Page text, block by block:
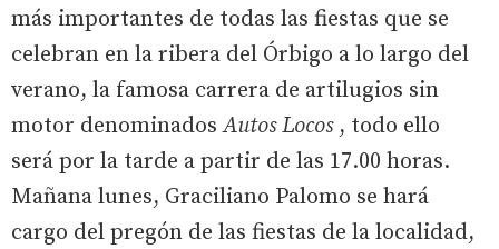
más importantes de todas las fiestas que se
celebran en la ribera del Órbigo a lo largo del
verano, la famosa carrera de artilugios sin
motor denominadosAutos Locos, todo ello
será por la tarde a partir de las 17.00 horas.
Mañana lunes, Graciliano Palomo se hará
cargo del pregón de las fiestas de la localidad,